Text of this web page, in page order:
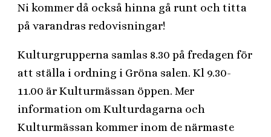
Ni kommer då också hinna gå runt och titta
på varandras redovisningar!
Kulturgrupperna samlas 8.30 på fredagen för
att ställa i ordning i Gröna salen. Kl 9.30-
11.00 är Kulturmässan öppen. Mer
information om Kulturdagarna och
Kulturmässan kommer inom de närmaste